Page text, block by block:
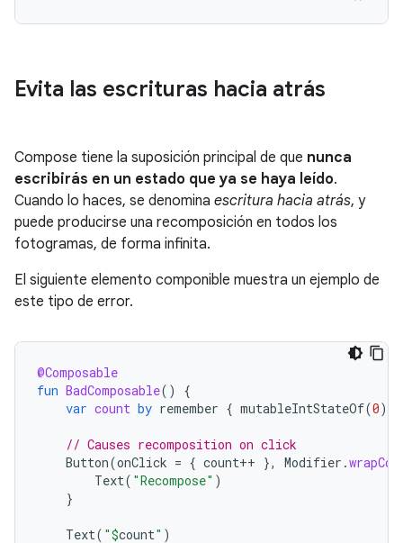
Evita las escrituras hacia atrás
Compose tiene la suposición principal de que nunca
escribirás en un estado que ya se haya leído.
Cuando lo haces, se denomina escritura hacia atrás, y
puede producirse una recomposición en todos los
fotogramas, de forma infinita.
El siguiente elemento componible muestra un ejemplo de
este tipo de error.
@Composable
fun BadComposable()
{
var count by remember { mutableIntStateOf(0)
// Causes recomposition on click
Button(onClick = { count++ }, Modifier .
Text( "Recompose" )
}
Text( "$count" )